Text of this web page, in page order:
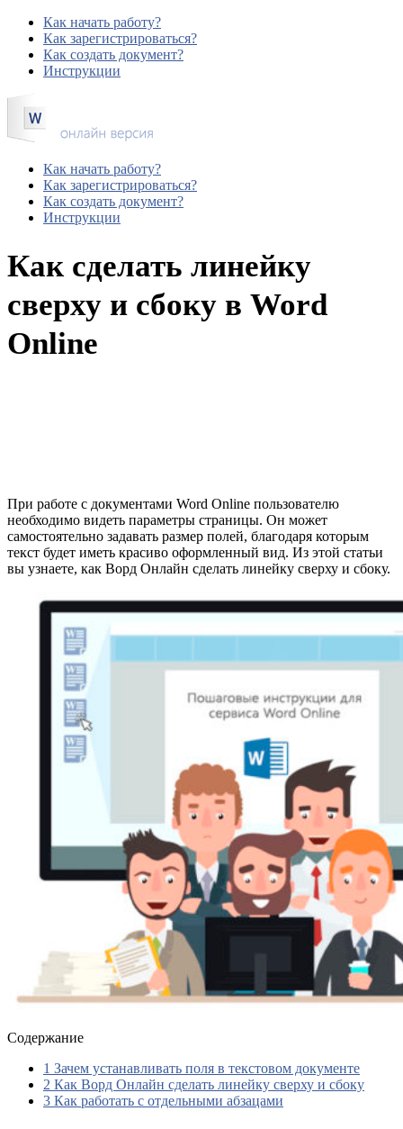
Как начать работу?
Как зарегистрироваться?
Как создать документ?
Инструкции
Как начать работу?
Как зарегистрироваться?
Как создать документ?
Инструкции
Как сделать линейку
сверху и сбоку в Word
Online
При работе с документами Word Online пользователю
необходимо видеть параметры страницы. Он может
самостоятельно задавать размер полей, благодаря которым
текст будет иметь красиво оформленный вид. Из этой статьи
вы узнаете, как Ворд Онлайн сделать линейку сверху и сбоку.
Содержание
1 Зачем устанавливать поля в текстовом документе
2 Как Ворд Онлайн сделать линейку сверху и сбоку
3 Как работать с отдельными абзацами